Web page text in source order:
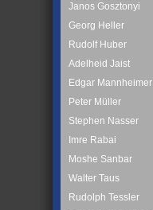
Janos Gosztonyi
Georg Heller
Rudolf Huber
Adelheid Jaist
Edgar Mannheimer
Peter Müller
Stephen Nasser
Imre Rabai
Moshe Sanbar
Walter Taus
Rudolph Tessler